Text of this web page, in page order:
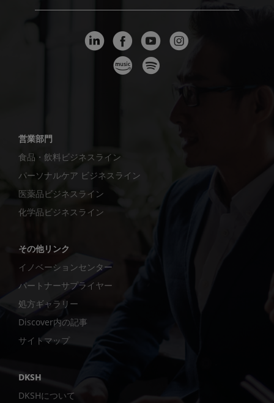
営業部門
食品・飲料ビジネスライン
パーソナルケア ビジネスライン
医薬品ビジネスライン
化学品ビジネスライン
その他リンク
イノベーションセンター
パートナーサプライヤー
処方ギャラリー
Discover内の記事
サイトマップ
DKSH
DKSHについて